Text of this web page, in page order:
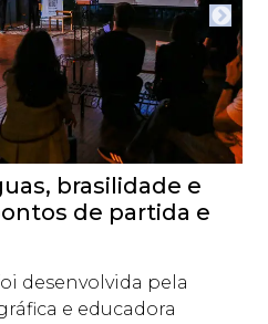
brasilidade e
de partida e
desenvolvida pela
e educadora